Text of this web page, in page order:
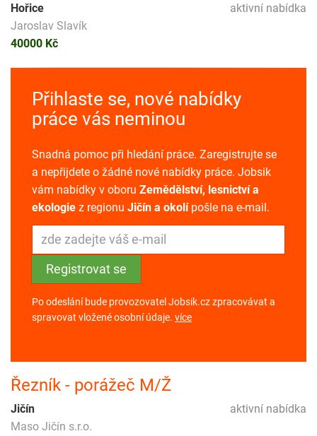
aktivní nabídka
Hořice
Jaroslav Slavík
40000 Kč
Přihlaste se, nové nabídky
práce vás neminou
Snadná pomoc při hledání práce. Zaregistrujte se
a nepřijdete o žádné nové nabídky práce. Jobsik
vám nabídky v oboru Zemědělství, lesnictví a
ekologie z regionu Jičín a okolípošle na e-mail.
Po odeslání bude provozovatel Jobsik.cz zpracovávat a
spravovat vložené osobní údaje. více
Řezník - porážeč M/Ž
aktivní nabídka
Jičín
Maso Jičín s.r.o.